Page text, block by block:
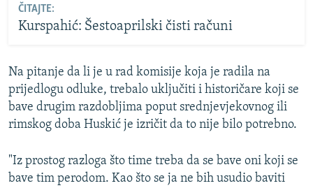
ČITAJTE:
Kurspahić: Šestoaprilski čisti računi
Na pitanje da li je u rad komisije koja je radila na
prijedlogu odluke, trebalo uključiti i historičare koji se
bave drugim razdobljima poput srednjevjekovnog ili
rimskog doba Huskić je izričit da to nije bilo potrebno.
"Iz prostog razloga što time treba da se bave oni koji se
bave tim perodom. Kao što se ja ne bih usudio baviti